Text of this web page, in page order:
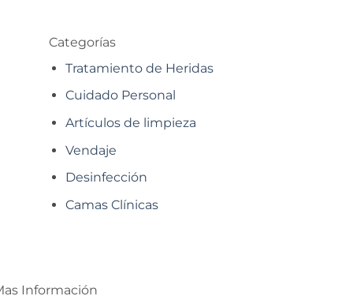
Categorías
Tratamiento de Heridas
Cuidado Personal
Artículos de limpieza
Vendaje
Desinfección
Camas Clínicas
Información